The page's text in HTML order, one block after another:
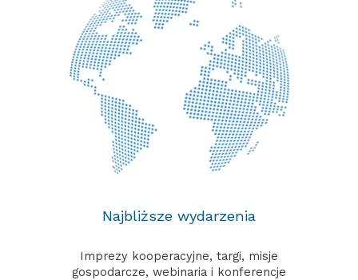
Najbliższe wydarzenia
Imprezy kooperacyjne, targi, misje
gospodarcze, webinaria i konferencje